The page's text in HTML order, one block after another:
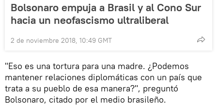
Bolsonaro empuja a Brasil y al Cono Sur
hacia un neofascismo ultraliberal
2 de noviembre 2018, 10:49 GMT
"Eso es una tortura para una madre. ¿Podemos
mantener relaciones diplomáticas con un país que
trata a su pueblo de esa manera?", preguntó
Bolsonaro, citado por el medio brasileño.